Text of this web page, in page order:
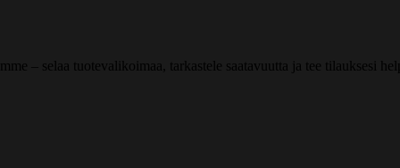
– selaa tuotevalikoimaa, tarkastele saatavuutta ja tee tilauksesi